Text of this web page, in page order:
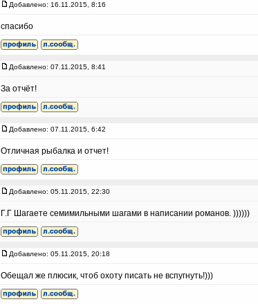
Добавлено: 16.11.2015, 8:16
спасибо
Добавлено: 07.11.2015, 8:41
За отчёт!
Добавлено: 07.11.2015, 6:42
Отличная рыбалка и отчет!
Добавлено: 05.11.2015, 22:30
Г.Г Шагаете семимильными шагами в написании романов. ))))))
Добавлено: 05.11.2015, 20:18
Обещал же плюсик, чтоб охоту писать не вспугнуть!)))